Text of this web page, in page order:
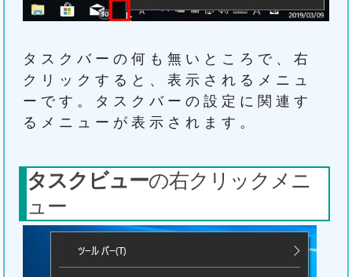
タスクバーの何も無いところで、右
クリックすると、表示されるメニュ
ーです。タスクバーの設定に関連す
るメニューが表示されます。
タスクビューの右クリックメニ
ュー